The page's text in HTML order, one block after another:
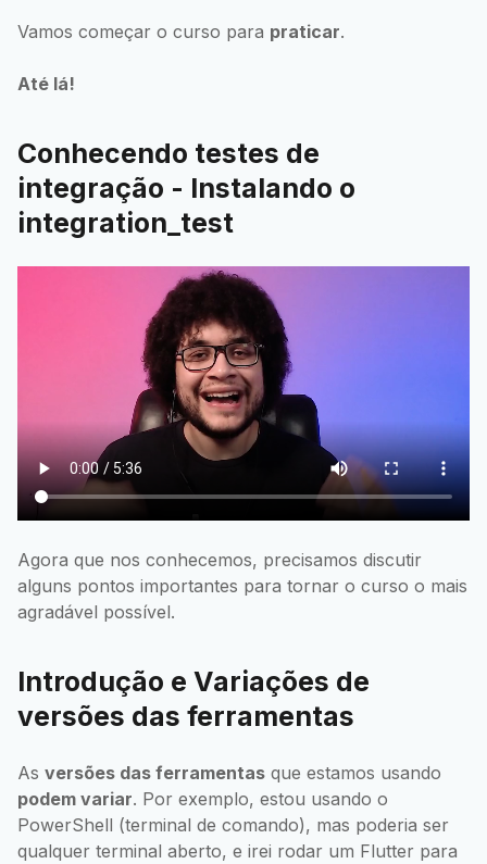
Vamos começar o curso para praticar.
Até lá!
Conhecendo testes de
integração - Instalando o
integration_test
Agora que nos conhecemos, precisamos discutir
alguns pontos importantes para tornar o curso o mais
agradável possível.
Introdução e Variações de
versões das ferramentas
As versões das ferramentas que estamos usando
podem variar. Por exemplo, estou usando o
PowerShell (terminal de comando), mas poderia ser
qualquer terminal aberto, e irei rodar um Flutter para